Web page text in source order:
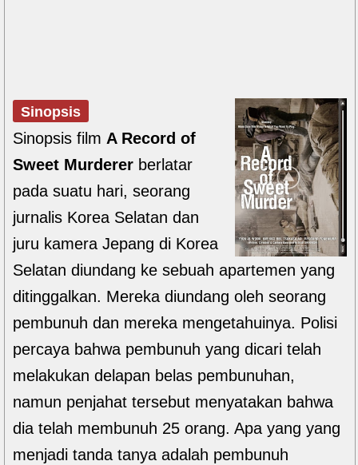
Sinopsis
Sinopsis film A Record of
Sweet Murderer berlatar
pada suatu hari, seorang
jurnalis Korea Selatan dan
juru kamera Jepang di Korea
Selatan diundang ke sebuah apartemen yang
ditinggalkan. Mereka diundang oleh seorang
pembunuh dan mereka mengetahuinya. Polisi
percaya bahwa pembunuh yang dicari telah
melakukan delapan belas pembunuhan,
namun penjahat tersebut menyatakan bahwa
dia telah membunuh 25 orang. Apa yang yang
menjadi tanda tanya adalah pembunuh